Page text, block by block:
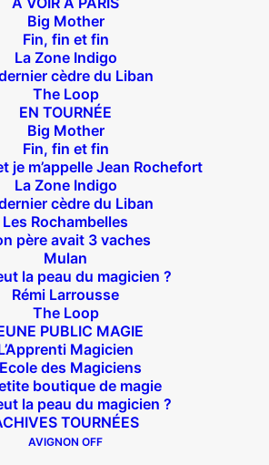
Big Mother
Fin, fin et fin
La Zone Indigo
cèdre du Liban
The Loop
EN TOURNÉE
Big Mother
Fin, fin et fin
je m’appelle Jean Rochefort
La Zone Indigo
cèdre du Liban
Les Rochambelles
père avait 3 vaches
Mulan
la peau du magicien ?
Rémi Larrousse
The Loop
PUBLIC MAGIE
Magicien
des Magiciens
boutique de magie
la peau du magicien ?
TOURNÉES
AVIGNON OFF
Suivez nous !
des Béliers Parisiens
Isaure 75018 Paris
– Loc :01 42 62 35 00
À l’affiche
Big Mother